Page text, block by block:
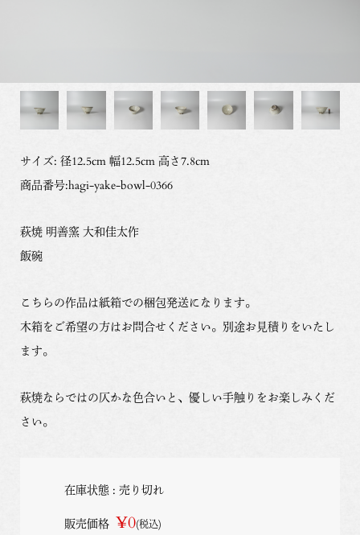
サイズ: 径12.5cm 幅12.5cm 高さ7.8cm
商品番号:hagi-yake-bowl-0366
萩焼 明善窯 大和佳太作
飯碗
こちらの作品は紙箱での梱包発送になります。
木箱をご希望の方はお問合せください。別途お見積りをいたし
ます。
萩焼ならではの仄かな色合いと、優しい手触りをお楽しみくだ
さい。
在庫状態 : 売り切れ
販売価格 ¥0(税込)